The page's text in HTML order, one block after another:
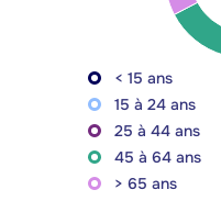
< 15 ans
15 à 24 ans
25 à 44 ans
45 à 64 ans
> 65 ans